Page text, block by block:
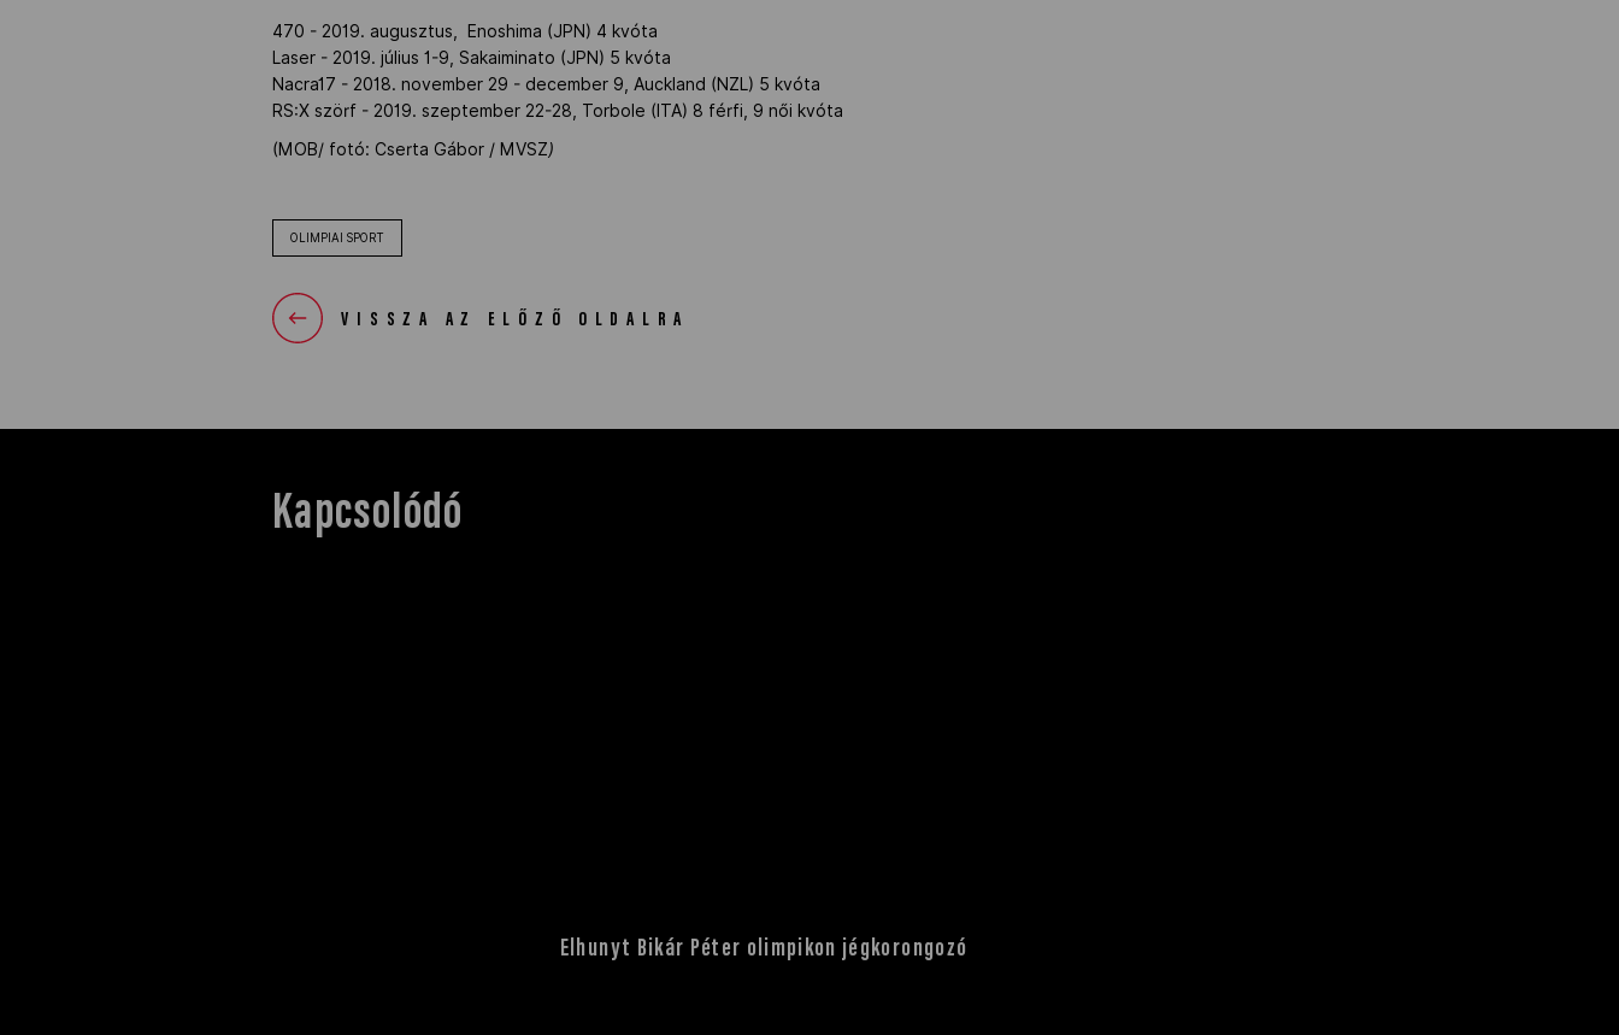
470 - 2019. augusztus, Enoshima (JPN) 4 kvóta
Laser - 2019. július 1-9, Sakaiminato (JPN) 5 kvóta
Nacra17 - 2018. november 29 - december 9, Auckland (NZL) 5 kvóta
RS:X szörf - 2019. szeptember 22-28, Torbole (ITA) 8 férfi, 9 női kvóta
(MOB/ fotó: Cserta Gábor / MVSZ)
OLIMPIAI SPORT
VISSZA AZ ELŐZŐ OLDALRA
Kapcsolódó
Elhunyt Bikár Péter olimpikon jégkorongozó